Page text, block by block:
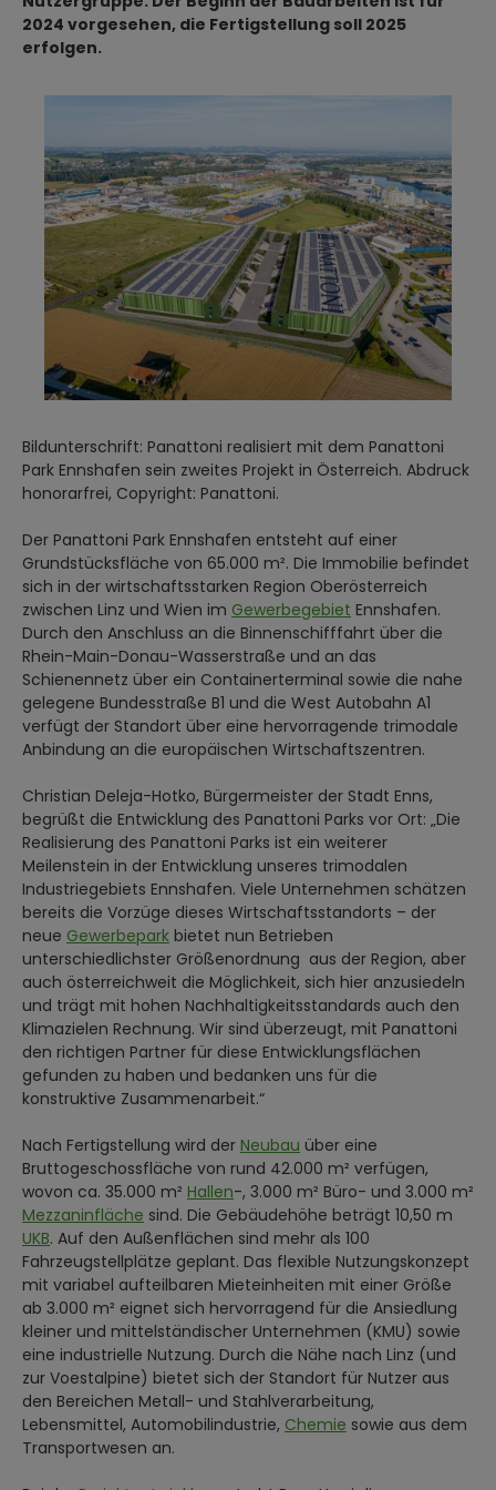
2024 vorgesehen, die Fertigstellung soll 2025
erfolgen.
Bildunterschrift: Panattoni realisiert mit dem Panattoni
Park Ennshafen sein zweites Projekt in Österreich. Abdruck
honorarfrei, Copyright: Panattoni.
Der Panattoni Park Ennshafen entsteht auf einer
Grundstücksfläche von 65.000 m². Die Immobilie befindet
sich in der wirtschaftsstarken Region Oberösterreich
zwischen Linz und Wien im Gewerbegebiet Ennshafen.
Durch den Anschluss an die Binnenschifffahrt über die
Rhein-Main-Donau-Wasserstraße und an das
Schienennetz über ein Containerterminal sowie die nahe
gelegene Bundesstraße B1 und die West Autobahn A1
verfügt der Standort über eine hervorragende trimodale
Anbindung an die europäischen Wirtschaftszentren.
Christian Deleja-Hotko, Bürgermeister der Stadt Enns,
begrüßt die Entwicklung des Panattoni Parks vor Ort: „Die
Realisierung des Panattoni Parks ist ein weiterer
Meilenstein in der Entwicklung unseres trimodalen
Industriegebiets Ennshafen. Viele Unternehmen schätzen
bereits die Vorzüge dieses Wirtschaftsstandorts – der
neue Gewerbepark bietet nun Betrieben
unterschiedlichster Größenordnung aus der Region, aber
auch österreichweit die Möglichkeit, sich hier anzusiedeln
und trägt mit hohen Nachhaltigkeitsstandards auch den
Klimazielen Rechnung. Wir sind überzeugt, mit Panattoni
den richtigen Partner für diese Entwicklungsflächen
gefunden zu haben und bedanken uns für die
konstruktive Zusammenarbeit.“
Nach Fertigstellung wird der Neubau über eine
Bruttogeschossfläche von rund 42.000 m² verfügen,
wovon ca. 35.000 m² Hallen-, 3.000 m² Büro- und 3.000 m²
Mezzaninfläche sind. Die Gebäudehöhe beträgt 10,50 m
UKB. Auf den Außenflächen sind mehr als 100
Fahrzeugstellplätze geplant. Das flexible Nutzungskonzept
mit variabel aufteilbaren Mieteinheiten mit einer Größe
ab 3.000 m² eignet sich hervorragend für die Ansiedlung
kleiner und mittelständischer Unternehmen (KMU) sowie
eine industrielle Nutzung. Durch die Nähe nach Linz (und
zur Voestalpine) bietet sich der Standort für Nutzer aus
den Bereichen Metall- und Stahlverarbeitung,
Lebensmittel, Automobilindustrie, Chemie sowie aus dem
Transportwesen an.